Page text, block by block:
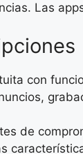
Las
con
de